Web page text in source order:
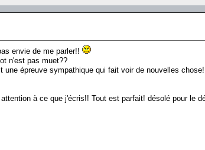
envie de me parler!!
n'est pas muet??
épreuve sympathique qui fait voir de nouvelles
à ce que j'écris!! Tout est parfait! désolé pour le